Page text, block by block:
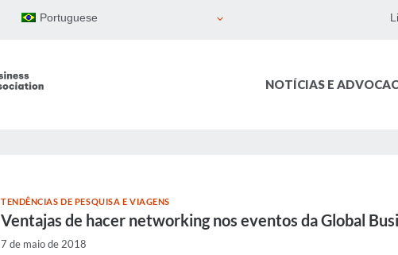
Portuguese
NOTÍCIAS E
TENDÊNCIAS DE PESQUISA E VIAGENS
Ventajas de hacer networking nos eventos da Global
7 de maio de 2018